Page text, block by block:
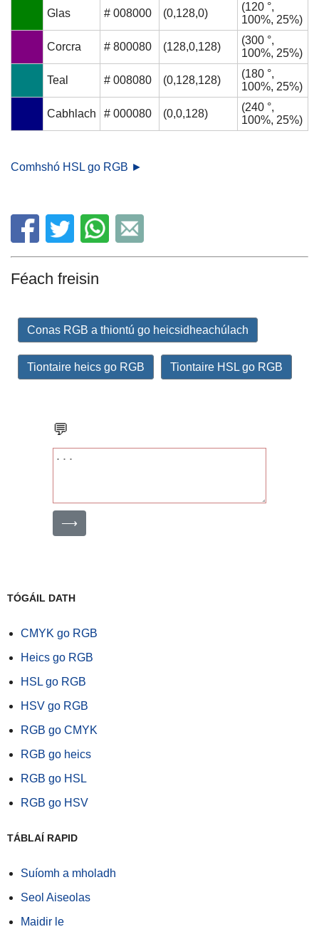
Glas # 008000 (0,128,0)
(120 °,
100%, 25%)
Corcra # 800080 (128,0,128)
(300 °,
100%, 25%)
Teal # 008080 (0,128,128)
(180 °,
100%, 25%)
Cabhlach # 000080 (0,0,128)
(240 °,
100%, 25%)
Comhshó HSL go RGB ►
Féach freisin
Conas RGB a thiontú go heicsidheachúlach
Tiontaire heics go RGB Tiontaire HSL go RGB
💬
⟶
TÓGÁIL DATH
CMYK go RGB
Heics go RGB
HSL go RGB
HSV go RGB
RGB go CMYK
RGB go heics
RGB go HSL
RGB go HSV
TÁBLAÍ RAPID
Suíomh a mholadh
Seol Aiseolas
Maidir le